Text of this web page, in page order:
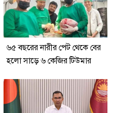
৬৫ বছরের নারীর পেট থেকে বের
হলো সাড়ে ৬ কেজির টিউমার